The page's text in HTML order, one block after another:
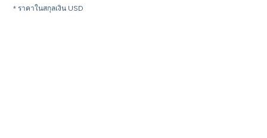
* ราคาในสกุลเงิน USD